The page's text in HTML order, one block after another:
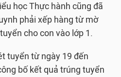
học Thực hành cũng đã
phải xếp hàng từ mờ
cho con vào lớp 1.
tuyển từ ngày 19 đến
bố kết quả trúng tuyển